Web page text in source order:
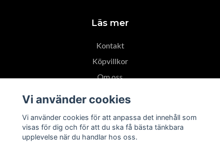
Läs mer
Kontakt
Köpvillkor
Om oss
Vi använder cookies
Vi använder cookies för att anpassa det innehåll som
visas för dig och för att du ska få bästa tänkbara
upplevelse när du handlar hos oss.